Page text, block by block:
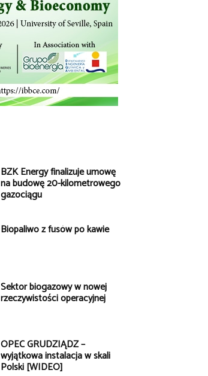
BZK Energy finalizuje umowę
na budowę 20-kilometrowego
gazociągu
Biopaliwo z fusów po kawie
Sektor biogazowy w nowej
rzeczywistości operacyjnej
OPEC GRUDZIĄDZ –
wyjątkowa instalacja w skali
Polski [WIDEO]